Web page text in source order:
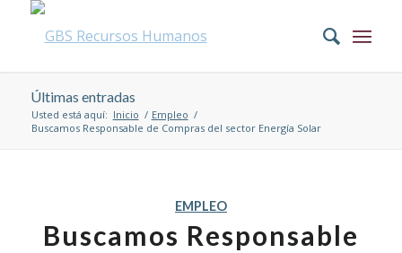
Últimas entradas
Usted está aquí: Inicio / Empleo /
Buscamos Responsable de Compras del sector Energía Solar
EMPLEO
Buscamos Responsable